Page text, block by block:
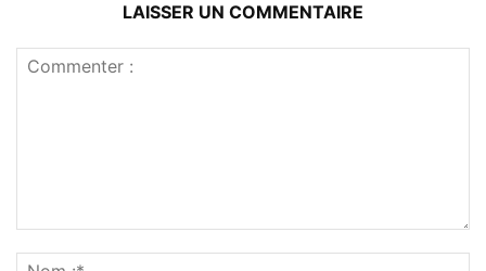
LAISSER UN COMMENTAIRE